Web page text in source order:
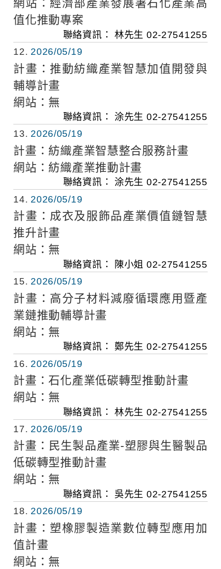
網站： 經濟部產業發展署石化產業高
值化推動專案
聯絡資訊： 林先生 02-27541255
12
2026/05/19
計畫：推動紡織產業智慧加值開發與
輔導計畫
網站： 無
聯絡資訊： 涂先生 02-27541255
13
2026/05/19
計畫： 紡織產業智慧整合服務計畫
網站： 紡織產業推動計畫
聯絡資訊： 涂先生 02-27541255
14
2026/05/19
計畫： 成衣及服飾品產業價值鏈智慧
推升計畫
網站： 無
聯絡資訊： 陳小姐 02-27541255
15
2026/05/19
計畫： 高分子材料減廢循環應用暨產
業鏈推動輔導計畫
網站： 無
聯絡資訊： 鄭先生 02-27541255
16
2026/05/19
計畫：石化產業低碳轉型推動計畫
網站： 無
聯絡資訊： 林先生 02-27541255
17
2026/05/19
計畫： 民生製品產業-塑膠與生醫製品
低碳轉型推動計畫
網站： 無
聯絡資訊： 吳先生 02-27541255
18
2026/05/19
計畫： 塑橡膠製造業數位轉型應用加
值計畫
網站： 無